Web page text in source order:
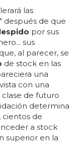
las
después de que
por sus
sus
al parecer, se
de stock en las
una
con una
clase de futuro
determina
cientos de
a stock
superior en la